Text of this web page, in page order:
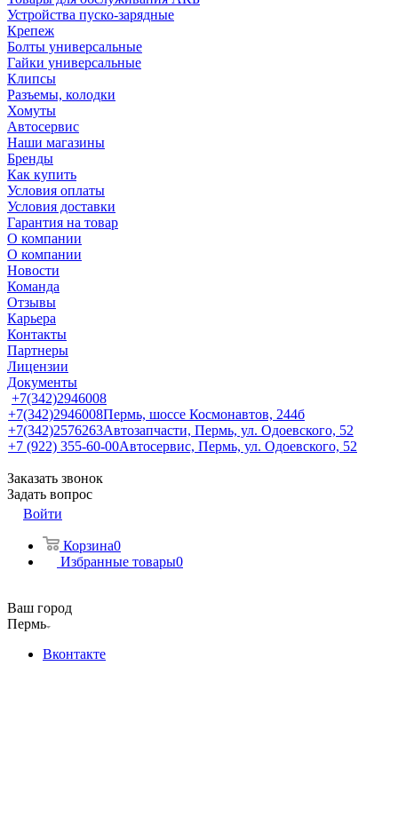
Устройства пуско-зарядные
Крепеж
Болты универсальные
Гайки универсальные
Клипсы
Разъемы, колодки
Хомуты
Автосервис
Наши магазины
Бренды
Как купить
Условия оплаты
Условия доставки
Гарантия на товар
О компании
О компании
Новости
Команда
Отзывы
Карьера
Контакты
Партнеры
Лицензии
Документы
+7(342)2946008
+7(342)2946008Пермь, шоссе Космонавтов, 244б
+7(342)2576263Автозапчасти, Пермь, ул. Одоевского, 52
+7 (922) 355-60-00Автосервис, Пермь, ул. Одоевского, 52
Заказать звонок
Задать вопрос
Войти
Корзина0
Избранные товары0
Ваш город
Пермь
Вконтакте